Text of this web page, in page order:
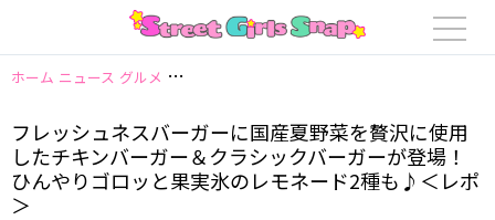
ホーム ニュース グルメ フレッシュネスバーガーに国産夏野菜を贅沢に
フレッシュネスバーガーに国産夏野菜を贅沢に使用
したチキンバーガー＆クラシックバーガーが登場！
ひんやりゴロッと果実氷のレモネード2種も♪＜レポ
＞